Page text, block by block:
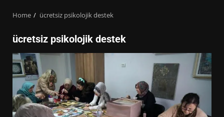
Home ücretsiz psikolojik destek
ücretsiz psikolojik destek